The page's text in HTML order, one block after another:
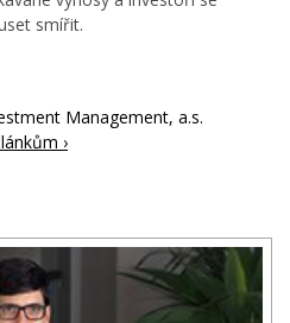
smířit.
Management, a.s.
›